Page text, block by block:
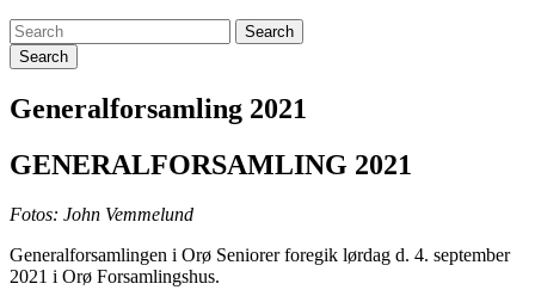
Search
Generalforsamling 2021
GENERALFORSAMLING 2021
Fotos: John Vemmelund
Generalforsamlingen i Orø Seniorer foregik lørdag d. 4. september
2021 i Orø Forsamlingshus.